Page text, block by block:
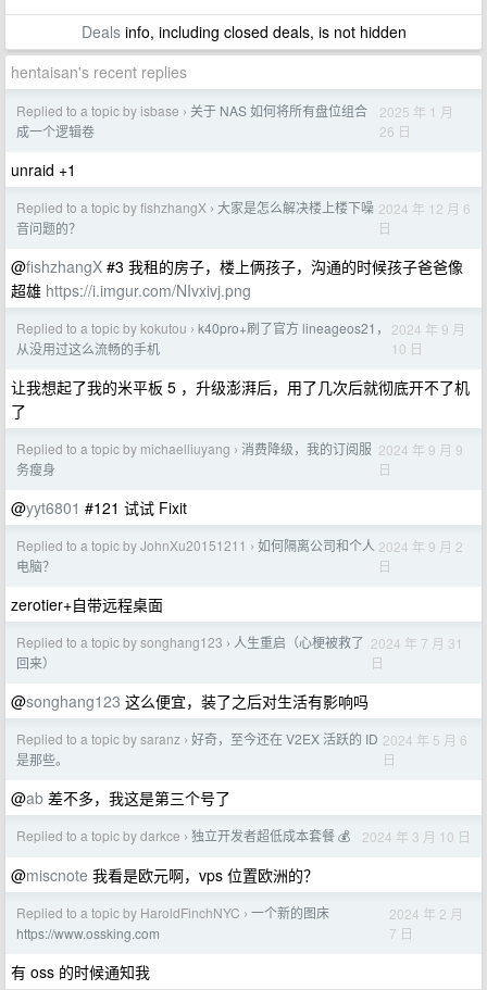
Dealsinfo, including closed deals, is not hidden
hentaisan's recent replies
Replied to a topic by isbase › 关于 NAS 如何将所有盘位组合
成一个逻辑卷
2025 年 1 月
26 日
unraid +1
Replied to a topic by fishzhangX › 大家是怎么解决楼上楼下噪
音问题的？
2024 年 12 月 6
日
@fishzhangX #3 我租的房子，楼上俩孩子，沟通的时候孩子爸爸像
超雄 https://i.imgur.com/NIvxivj.png
Replied to a topic by kokutou › k40pro+刷了官方 lineageos21，
从没用过这么流畅的手机
2024 年 9 月
10 日
让我想起了我的米平板 5 ，升级澎湃后，用了几次后就彻底开不了机
了
Replied to a topic by michaelliuyang › 消费降级，我的订阅服
务瘦身
2024 年 9 月 9
日
@yyt6801 #121 试试 Fixit
Replied to a topic by JohnXu20151211 › 如何隔离公司和个人
电脑？
2024 年 9 月 2
日
zerotier+自带远程桌面
Replied to a topic by songhang123 › 人生重启（心梗被救了
回来）
2024 年 7 月 31
日
@songhang123 这么便宜，装了之后对生活有影响吗
Replied to a topic by saranz › 好奇，至今还在 V2EX 活跃的 ID
是那些。
2024 年 5 月 6
日
@ab 差不多，我这是第三个号了
Replied to a topic by darkce › 独立开发者超低成本套餐 💰 2024 年 3 月 10 日
@miscnote 我看是欧元啊，vps 位置欧洲的？
Replied to a topic by HaroldFinchNYC › 一个新的图床
https://www.ossking.com
2024 年 2 月
7 日
有 oss 的时候通知我